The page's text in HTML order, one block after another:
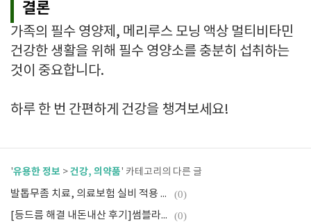
결론
가족의 필수 영양제, 메리루스 모닝 액상 멀티비타민
건강한 생활을 위해 필수 영양소를 충분히 섭취하는
것이 중요합니다.
하루 한 번 간편하게 건강을 챙겨보세요!
'유용한 정보 >건강, 의약품' 카테고리의 다른 글
발톱무좀 치료, 의료보험 실비 적용 가능?(복용약,바르는약,레이저치료) (0)
[등드름 해결 내돈내산 후기]썸블라썸 아크네, 바디미스트,필리밀리 바디브러시,닥터트럼 스킨 리터닝 (0)